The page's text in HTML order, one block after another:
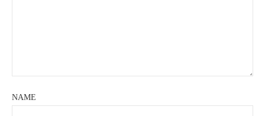
NAME